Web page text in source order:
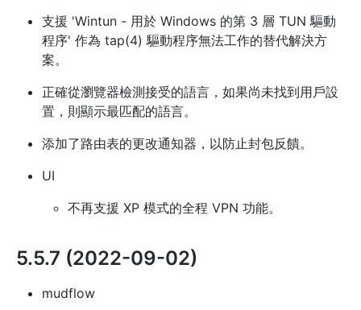
支援 'Wintun - 用於 Windows 的第 3 層 TUN 驅動
程序' 作為 tap(4) 驅動程序無法工作的替代解決方
案。
正確從瀏覽器檢測接受的語言，如果尚未找到用戶設
置，則顯示最匹配的語言。
添加了路由表的更改通知器，以防止封包反饋。
UI
不再支援 XP 模式的全程 VPN 功能。
5.5.7 (2022-09-02)
mudflow